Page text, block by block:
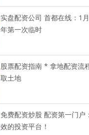
实盘配资公司 首都在线：1
年第一次临时
股票配资指南 * 拿地配资流程详解：助您轻松获
取土地
免费配资炒股 配资第一门户
效的投资平台！